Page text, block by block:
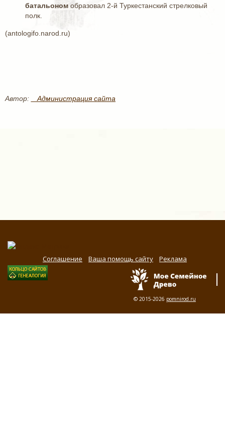
батальоном образовал 2-й Туркестанский стрелковый
полк.
(antologifo.narod.ru)
Автор: _ Администрация сайта
Соглашение Ваша помощь сайту Реклама
© 2015-2026 pomnirod.ru